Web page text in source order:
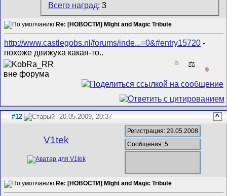
Всего наград: 3
Re: [НОВОСТИ] MIght and Magic Tribute
http://www.castlegobs.nl/forums/inde...=0&#entry15720 -
похоже движуха какая-то..
0 ⚖️
0
#12 20.05.2009, 20:37 ^
V1tek
Регистрация: 29.05.2008
Сообщения: 5
Re: [НОВОСТИ] MIght and Magic Tribute